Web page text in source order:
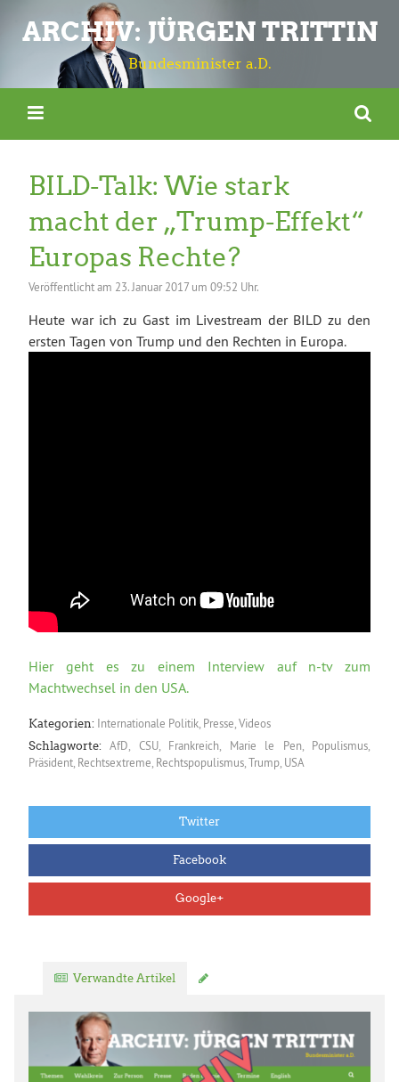
ARCHIV: JÜRGEN TRITTIN
Bundesminister a.D.
BILD-Talk: Wie stark
macht der „Trump-Effekt“
Europas Rechte?
Veröffentlicht am 23. Januar 2017 um 09:52 Uhr.
Heute war ich zu Gast im Livestream der BILD zu den
ersten Tagen von Trump und den Rechten in Europa.
Hier geht es zu einem Interview auf n-tv zum
Machtwechsel in den USA.
Kategorien: Internationale Politik Presse Videos
Schlagworte: AfD CSU, Frankreich Marie le Pen, Populismus
Präsident Rechtsextreme Rechtspopulismus Trump USA
Twitter
Facebook
Google+
Verwandte Artikel